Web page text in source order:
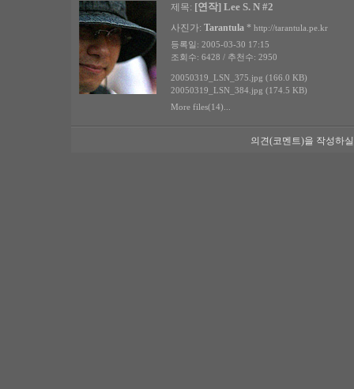
제목: [연작] Lee S. N #2
사진가: Tarantula * http://tarantula.pe.kr
등록일: 2005-03-30 17:15
조회수: 6428 / 추천수: 2950
20050319_LSN_375.jpg (166.0 KB)
20050319_LSN_384.jpg (174.5 KB)
More files(14)...
의견(코멘트)을 작성하